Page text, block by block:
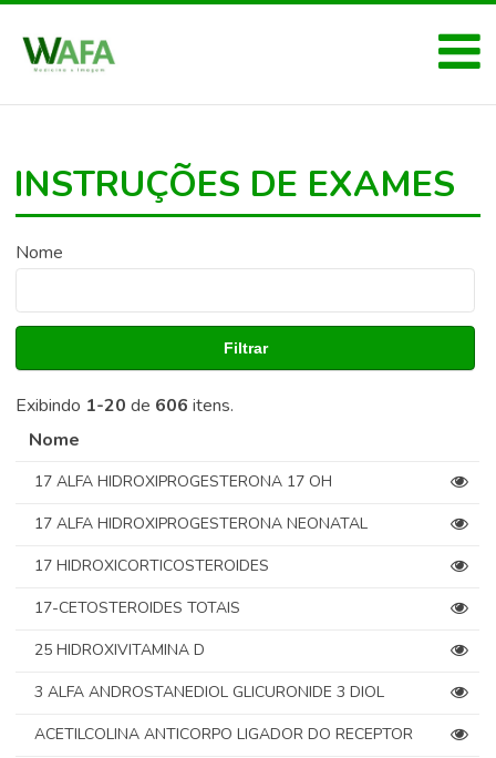
INSTRUÇÕES DE EXAMES
Nome
Filtrar
Exibindo 1-20 de 606 itens.
Nome
17 ALFA HIDROXIPROGESTERONA 17 OH
17 ALFA HIDROXIPROGESTERONA NEONATAL
17 HIDROXICORTICOSTEROIDES
17-CETOSTEROIDES TOTAIS
25 HIDROXIVITAMINA D
3 ALFA ANDROSTANEDIOL GLICURONIDE 3 DIOL
ACETILCOLINA ANTICORPO LIGADOR DO RECEPTOR